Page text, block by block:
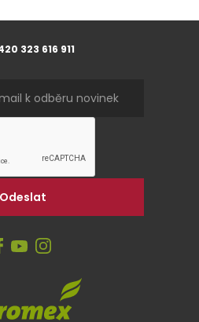
323 616 911